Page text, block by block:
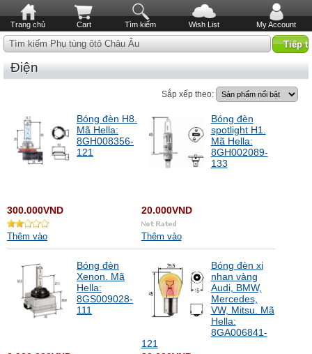
Trang chủ Cart Tìm kiếm Wish List My Account
Tìm kiếm Phụ tùng ôtô Châu Âu
Điện
Sắp xếp theo:
Bóng đèn H8.
Mã Hella:
8GH008356-
121
300.000VND
Thêm vào
Bóng đèn
spotlight H1.
Mã Hella:
8GH002089-
133
20.000VND
Thêm vào
Bóng đèn
Xenon. Mã
Hella:
8GS009028-
111
Bóng đèn xi
nhan vàng
Audi, BMW,
Mercedes,
VW, Mitsu. Mã
Hella:
8GA006841-
121